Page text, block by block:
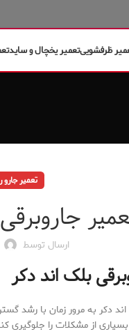
ظرفشوییتعمیر یخچال و ساید
تعمیر جارو
ارسال توسط
بلک اند دکر
دکر به مرور زمان با رشد
از مشکلات را جلوگیری